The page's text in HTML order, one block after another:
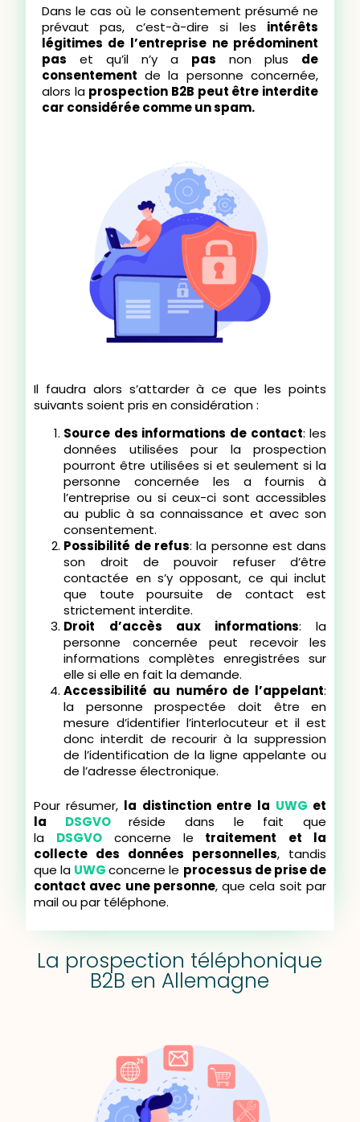
Dans le cas où le consentement présumé ne
prévaut pas, c’est-à-dire si les intérêts
légitimes de l’entreprise ne prédominent
pas et qu’il n’y a pas non plus de
consentement de la personne concernée,
alors la prospection B2B peut être interdite
car considérée comme un spam.
Il faudra alors s’attarder à ce que les points
suivants soient pris en considération :
Source des informations de contact: les
données utilisées pour la prospection
pourront être utilisées si et seulement si la
personne concernée les a fournis à
l’entreprise ou si ceux-ci sont accessibles
au public à sa connaissance et avec son
consentement.
Possibilité de refus: la personne est dans
son droit de pouvoir refuser d’être
contactée en s’y opposant, ce qui inclut
que toute poursuite de contact est
strictement interdite.
Droit d’accès aux informations: la
personne concernée peut recevoir les
informations complètes enregistrées sur
elle si elle en fait la demande.
Accessibilité au numéro de l’appelant:
la personne prospectée doit être en
mesure d’identifier l’interlocuteur et il est
donc interdit de recourir à la suppression
de l’identification de la ligne appelante ou
de l’adresse électronique.
Pour résumer, la distinction entre la UWG et
la DSGVOréside dans le fait que
la DSGVO concerne le traitement et la
collecte des données personnelles, tandis
que la UWGconcerne le processus de prise de
contact avec une personne, que cela soit par
mail ou par téléphone.
La prospection téléphonique
B2B en Allemagne